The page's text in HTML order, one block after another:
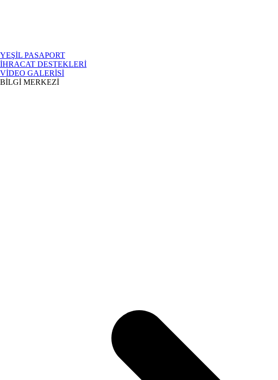
YEŞİL PASAPORT
İHRACAT DESTEKLERİ
VİDEO GALERİSİ
BİLGİ MERKEZİ